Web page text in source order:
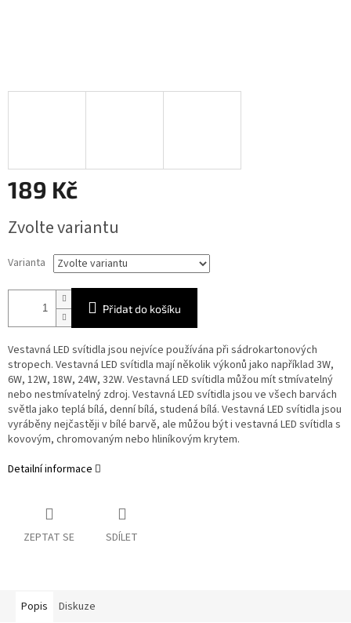
189 Kč
cena:
Zvolte variantu
Varianta
Přidat do košíku
Vestavná LED svítidla jsou nejvíce používána při sádrokartonových
stropech. Vestavná LED svítidla mají několik výkonů jako například 3W,
6W, 12W, 18W, 24W, 32W. Vestavná LED svítidla můžou mít stmívatelný
nebo nestmívatelný zdroj. Vestavná LED svítidla jsou ve všech barvách
světla jako teplá bílá, denní bílá, studená bílá. Vestavná LED svítidla jsou
vyráběny nejčastěji v bílé barvě, ale můžou být i vestavná LED svítidla s
kovovým, chromovaným nebo hliníkovým krytem.
Detailní informace
ZEPTAT SE SDÍLET
Popis Diskuze